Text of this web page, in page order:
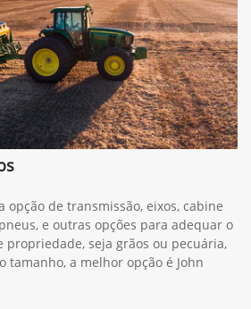
opção de transmissão, eixos, cabine
e outras opções para adequar o
seja grãos ou pecuária,
tamanho, a melhor opção é John